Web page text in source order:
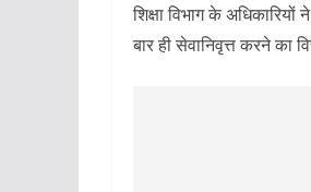
शिक्षा विभाग के
बार ही सेवानिवृत्त करने का